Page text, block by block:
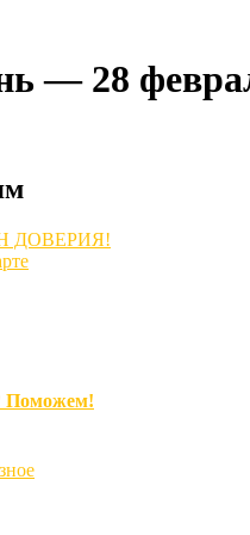
— 28
ДОВЕРИЯ!
Поможем!